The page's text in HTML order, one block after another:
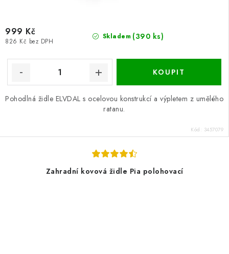
Skladem (390 ks)
826 Kč bez DPH
999 Kč
Pohodlná židle ELVDAL s ocelovou konstrukcí a výpletem z umělého
ratanu.
Kód: 3457079
Zahradní kovová židle Pia polohovací